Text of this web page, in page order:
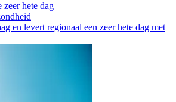
zeer hete dag
en levert regionaal een zeer hete dag met